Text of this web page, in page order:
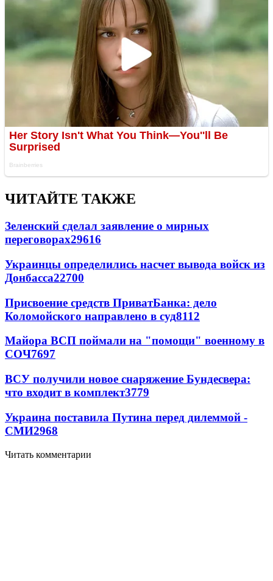
ЧИТАЙТЕ ТАКЖЕ
Зеленский сделал заявление о мирных
переговорах29616
Украинцы определились насчет вывода войск из
Донбасса22700
Присвоение средств ПриватБанка: дело
Коломойского направлено в суд8112
Майора ВСП поймали на "помощи" военному в
СОЧ7697
ВСУ получили новое снаряжение Бундесвера:
что входит в комплект3779
Украина поставила Путина перед дилеммой -
СМИ2968
Читать комментарии